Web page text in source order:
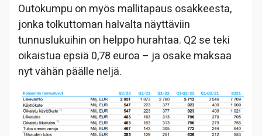
Outokumpu on myös mallitapaus osakkeesta,
jonka tolkuttoman halvalta näyttäviin
tunnuslukuihin on helppo hurahtaa. Q2 se teki
oikaistua epsiä 0,78 euroa – ja osake maksaa
nyt vähän päälle neljä.